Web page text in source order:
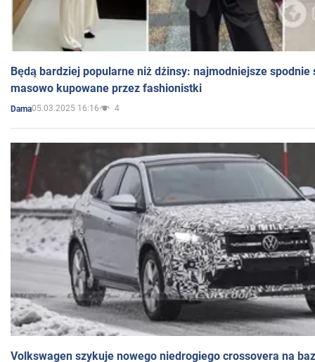
Będą bardziej popularne niż dżinsy: najmodniejsze spodnie
masowo kupowane przez fashionistki
Dama05.03.2025 16:16 4
Volkswagen szykuje nowego niedrogiego crossovera na